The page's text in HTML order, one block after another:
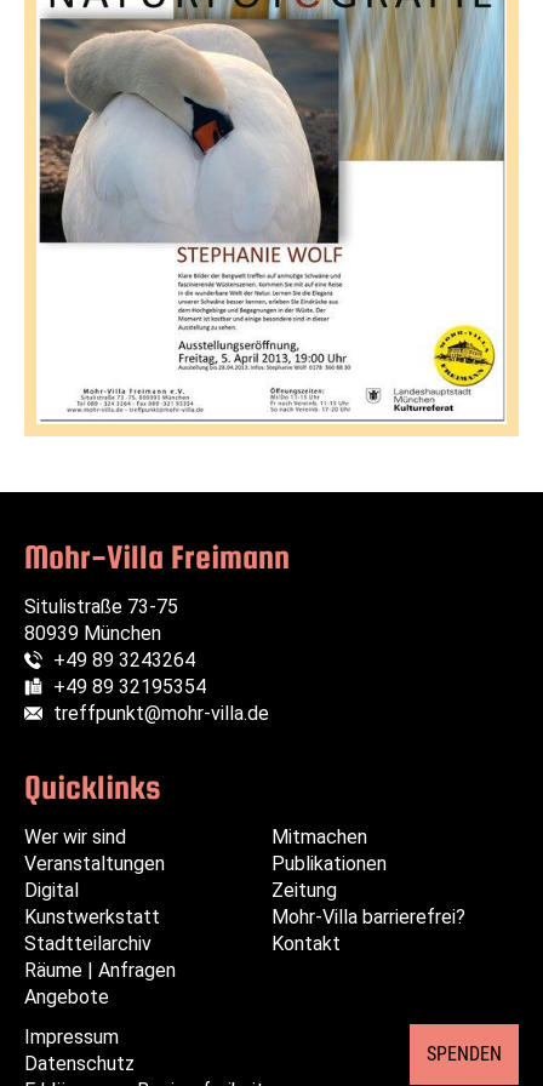
Mohr-Villa Freimann
Situlistraße 73-75
80939 München
Telefon:
+49 89 3243264
Fax:
+49 89 32195354
E-Mail:
treffpunkt@mohr-villa.de
Quicklinks
überspringen
Wer wir sind
Veranstaltungen
Digital
Kunstwerkstatt
Stadtteilarchiv
Räume | Anfragen
Angebote
überspringen
Mitmachen
Publikationen
Zeitung
Mohr-Villa barrierefrei?
Kontakt
Impressum
Datenschutz
SPENDEN